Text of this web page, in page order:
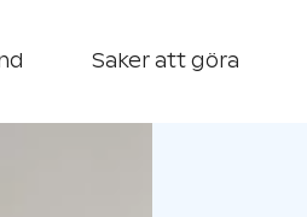
Saker att göra